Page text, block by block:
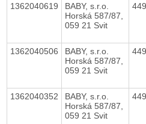
1362040619
BABY, s.r.o.
Horská 587/87,
059 21 Svit
1362040506
BABY, s.r.o.
Horská 587/87,
059 21 Svit
1362040352
BABY, s.r.o.
Horská 587/87,
059 21 Svit